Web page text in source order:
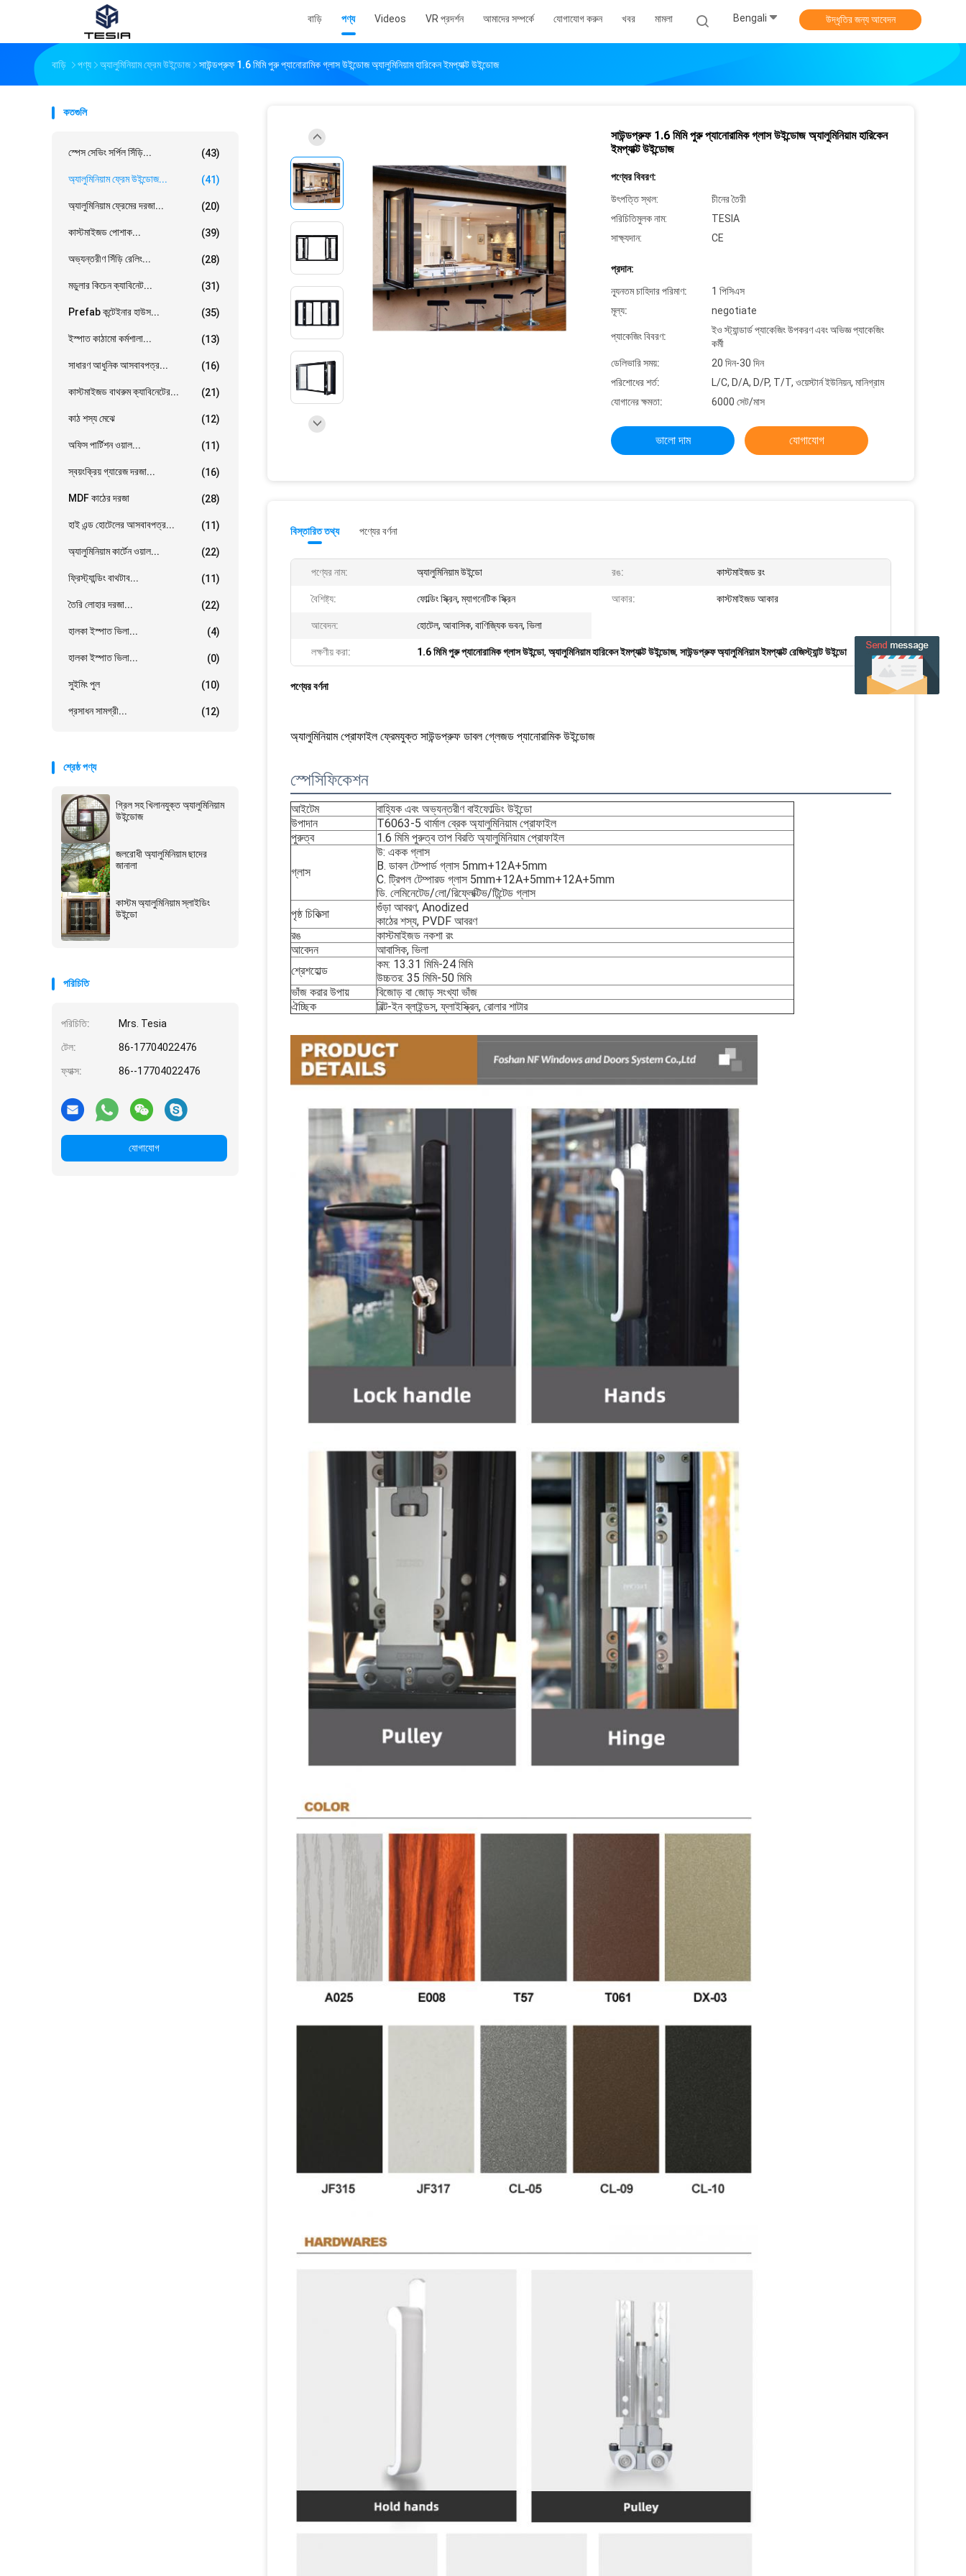
বাড়ি পণ্য Videos VR প্রদর্শন আমাদের সম্পর্কে যোগাযোগ করুন খবর মামলা Bengali উদ্ধৃতির জন্য আবেদন
বাড়ি পণ্য অ্যালুমিনিয়াম ফ্রেম উইন্ডোজ সাউন্ডপ্রুফ 1.6 মিমি পুরু প্যানোরামিক গ্লাস উইন্ডোজ অ্যালুমিনিয়াম হারিকেন ইমপ্যাক্ট উইন্ডোজ
কতগুলি
স্পেস সেভিং সর্পিল সিঁড়ি... (43)
অ্যালুমিনিয়াম ফ্রেম উইন্ডোজ... (41)
অ্যালুমিনিয়াম ফ্রেমের দরজা... (20)
কাস্টমাইজড পোশাক... (39)
অভ্যন্তরীণ সিঁড়ি রেলিং... (28)
মডুলার কিচেন ক্যাবিনেট... (31)
Prefab কন্টেইনার হাউস... (35)
ইস্পাত কাঠামো কর্মশালা... (13)
সাধারণ আধুনিক আসবাবপত্র... (16)
কাস্টমাইজড বাথরুম ক্যাবিনেটের... (21)
কাঠ শস্য মেঝে (12)
অফিস পার্টিশন ওয়াল... (11)
স্বয়ংক্রিয় গ্যারেজ দরজা... (16)
MDF কাঠের দরজা (28)
হাই এন্ড হোটেলের আসবাবপত্র... (11)
অ্যালুমিনিয়াম কার্টেন ওয়াল... (22)
ফ্রিস্ট্যান্ডিং বাথটাব... (11)
তৈরি লোহার দরজা... (22)
হালকা ইস্পাত ভিলা... (4)
হালকা ইস্পাত ভিলা... (0)
সুইমিং পুল (10)
প্রসাধন সামগ্রী... (12)
শ্রেষ্ঠ পণ্য
গ্রিল সহ খিলানযুক্ত অ্যালুমিনিয়াম
উইন্ডোজ
জলরোধী অ্যালুমিনিয়াম ছাদের
জানালা
কাস্টম অ্যালুমিনিয়াম স্লাইডিং
উইন্ডো
পরিচিতি
পরিচিতি: Mrs. Tesia
টেল: 86-17704022476
ফ্যাক্স: 86--17704022476
যোগাযোগ
সাউন্ডপ্রুফ 1.6 মিমি পুরু প্যানোরামিক গ্লাস উইন্ডোজ অ্যালুমিনিয়াম হারিকেন
ইমপ্যাক্ট উইন্ডোজ
পণ্যের বিবরণ:
উৎপত্তি স্থল:
চীনের তৈরী
পরিচিতিমুলক নাম:
TESIA
সাক্ষ্যদান:
CE
প্রদান:
ন্যূনতম চাহিদার পরিমাণ:
1 পিসিএস
মূল্য:
negotiate
প্যাকেজিং বিবরণ:
ইও স্ট্যান্ডার্ড প্যাকেজিং উপকরণ এবং অভিজ্ঞ প্যাকেজিং
কর্মী
ডেলিভারি সময়:
20 দিন-30 দিন
পরিশোধের শর্ত:
L/C, D/A, D/P, T/T, ওয়েস্টার্ন ইউনিয়ন, মানিগ্রাম
যোগানের ক্ষমতা:
6000 সেট/মাস
ভালো দাম যোগাযোগ
বিস্তারিত তথ্য পণ্যের বর্ণনা
পণ্যের নাম: অ্যালুমিনিয়াম উইন্ডো রঙ: কাস্টমাইজড রং
বৈশিষ্ট্য: ফোল্ডিং স্ক্রিন, ম্যাগনেটিক স্ক্রিন আকার: কাস্টমাইজড আকার
আবেদন: হোটেল, আবাসিক, বাণিজ্যিক ভবন, ভিলা
লক্ষণীয় করা: 1.6 মিমি পুরু প্যানোরামিক গ্লাস উইন্ডো, অ্যালুমিনিয়াম হারিকেন ইমপ্যাক্ট উইন্ডোজ, সাউন্ডপ্রুফ অ্যালুমিনিয়াম ইমপ্যাক্ট রেজিস্ট্যান্ট উইন্ডো
পণ্যের বর্ণনা
অ্যালুমিনিয়াম প্রোফাইল ফ্রেমযুক্ত সাউন্ডপ্রুফ ডাবল গ্লেজড প্যানোরামিক উইন্ডোজ
স্পেসিফিকেশন
আইটেম
বাহ্যিক এবং অভ্যন্তরীণ বাইফোল্ডিং উইন্ডো
উপাদান
T6063-5 থার্মাল ব্রেক অ্যালুমিনিয়াম প্রোফাইল
পুরুত্ব
1.6 মিমি পুরুত্ব তাপ বিরতি অ্যালুমিনিয়াম প্রোফাইল
গ্লাস
উ: একক গ্লাস
B. ডাবল টেম্পার্ড গ্লাস 5mm+12A+5mm
C. ট্রিপল টেম্পারড গ্লাস 5mm+12A+5mm+12A+5mm
ডি. লেমিনেটেড/লো/রিফ্লেক্টিভ/টিন্টেড গ্লাস
পৃষ্ঠ চিকিত্সা
গুঁড়া আবরণ, Anodized
কাঠের শস্য, PVDF আবরণ
রঙ
কাস্টমাইজড নকশা রং
আবেদন
আবাসিক, ভিলা
শ্রেশহোল্ড
কম: 13.31 মিমি-24 ​​মিমি
উচ্চতর: 35 মিমি-50 মিমি
ভাঁজ করার উপায়
বিজোড় বা জোড় সংখ্যা ভাঁজ
ঐচ্ছিক
বিল্ট-ইন ব্লাইন্ডস, ফ্লাইস্ক্রিন, রোলার শাটার